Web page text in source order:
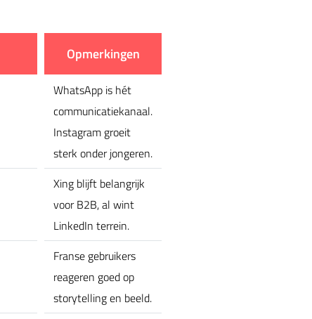
Opmerkingen
WhatsApp is hét
communicatiekanaal.
Instagram groeit
sterk onder jongeren.
Xing blijft belangrijk
voor B2B, al wint
LinkedIn terrein.
Franse gebruikers
reageren goed op
storytelling en beeld.